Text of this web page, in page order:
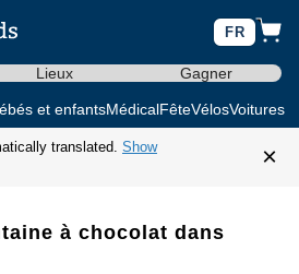
FR
Lieux Gagner
et enfantsMédicalFêteVélosVoitures
translated. Show
×
à chocolat dans